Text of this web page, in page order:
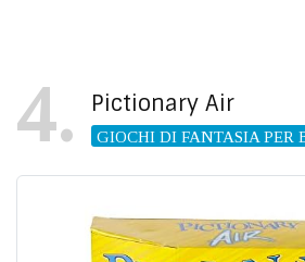
4 Pictionary Air
GIOCHI DI FANTASIA PER